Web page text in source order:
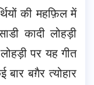
की महफ़िल में
कादी लोहड़ी
पर यह गीत
बग़ैर त्योहार